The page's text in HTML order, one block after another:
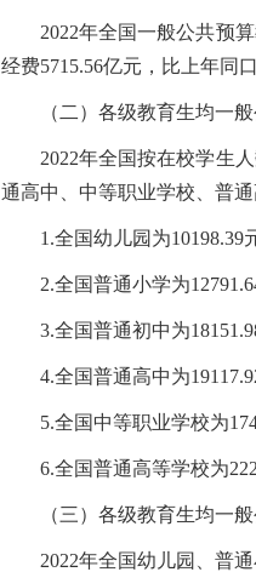
2022年全国一般公共预算
经费5715.56亿元，比上年同
（二）各级教育生均一般
2022年全国按在校学生人
通高中、中等职业学校、普
1.全国幼儿园为10198.39元
2.全国普通小学为12791.64
3.全国普通初中为18151.98
4.全国普通高中为19117.92
5.全国中等职业学校为
6.全国普通高等学校为
（三）各级教育生均一般
2022年全国幼儿园、普通